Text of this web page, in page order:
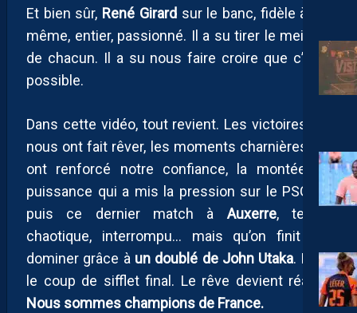
Et bien sûr, René Girard sur le banc, fidèle à lui-
même, entier, passionné. Il a su tirer le meilleur
de chacun. Il a su nous faire croire que c’était
possible.
Dans cette vidéo, tout revient. Les victoires qui
nous ont fait rêver, les moments charnières qui
ont renforcé notre confiance, la montée en
puissance qui a mis la pression sur le PSG. Et
puis ce dernier match à Auxerre, tendu,
chaotique, interrompu… mais qu’on finit par
dominer grâce à un doublé de John Utaka. Et là,
le coup de sifflet final. Le rêve devient réalité.
Nous sommes champions de France.